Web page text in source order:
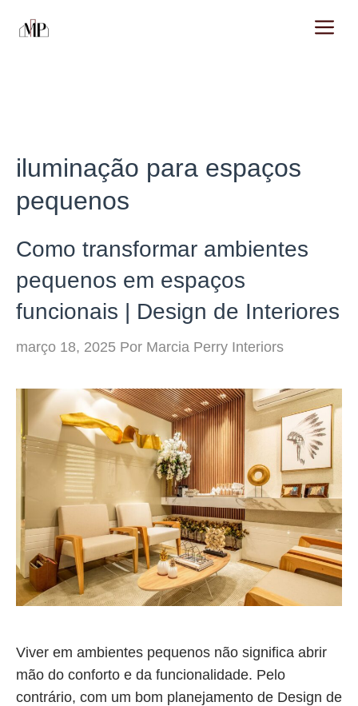
para
iluminação para espaços
pequenos
Como transformar ambientes
pequenos em espaços
funcionais | Design de Interiores
março 18, 2025 Por Marcia Perry Interiors
Viver em ambientes pequenos não significa abrir
mão do conforto e da funcionalidade. Pelo
contrário, com um bom planejamento de Design de